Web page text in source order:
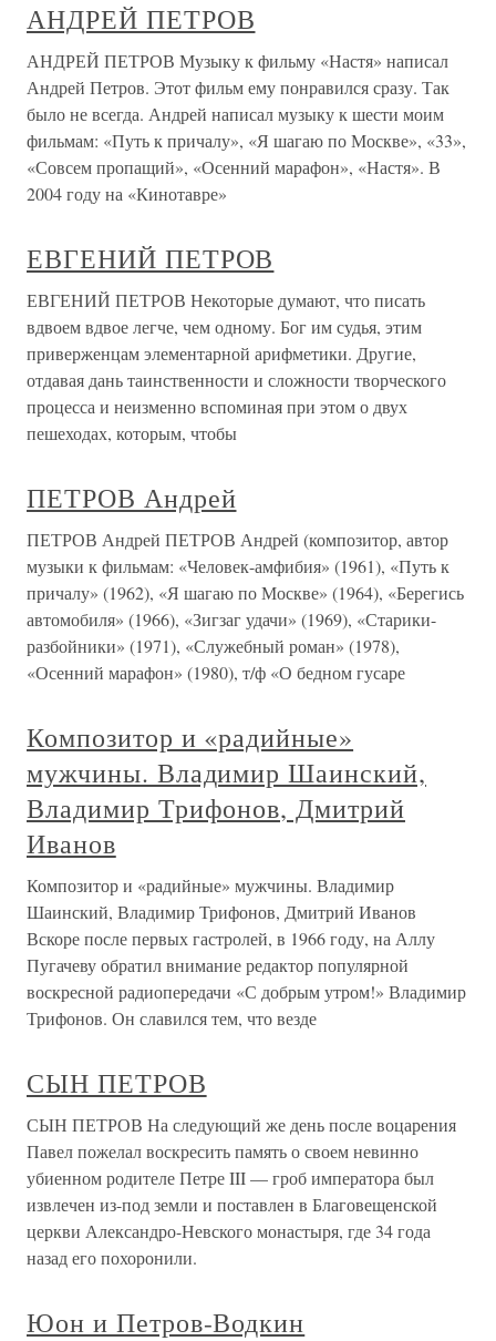
АНДРЕЙ ПЕТРОВ
АНДРЕЙ ПЕТРОВ Музыку к фильму «Настя» написал
Андрей Петров. Этот фильм ему понравился сразу. Так
было не всегда. Андрей написал музыку к шести моим
фильмам: «Путь к причалу», «Я шагаю по Москве», «33»,
«Совсем пропащий», «Осенний марафон», «Настя». В
2004 году на «Кинотавре»
ЕВГЕНИЙ ПЕТРОВ
ЕВГЕНИЙ ПЕТРОВ Некоторые думают, что писать
вдвоем вдвое легче, чем одному. Бог им судья, этим
приверженцам элементарной арифметики. Другие,
отдавая дань таинственности и сложности творческого
процесса и неизменно вспоминая при этом о двух
пешеходах, которым, чтобы
ПЕТРОВ Андрей
ПЕТРОВ Андрей ПЕТРОВ Андрей (композитор, автор
музыки к фильмам: «Человек-амфибия» (1961), «Путь к
причалу» (1962), «Я шагаю по Москве» (1964), «Берегись
автомобиля» (1966), «Зигзаг удачи» (1969), «Старики-
разбойники» (1971), «Служебный роман» (1978),
«Осенний марафон» (1980), т/ф «О бедном гусаре
Композитор и «радийные»
мужчины. Владимир Шаинский,
Владимир Трифонов, Дмитрий
Иванов
Композитор и «радийные» мужчины. Владимир
Шаинский, Владимир Трифонов, Дмитрий Иванов
Вскоре после первых гастролей, в 1966 году, на Аллу
Пугачеву обратил внимание редактор популярной
воскресной радиопередачи «С добрым утром!» Владимир
Трифонов. Он славился тем, что везде
СЫН ПЕТРОВ
СЫН ПЕТРОВ На следующий же день после воцарения
Павел пожелал воскресить память о своем невинно
убиенном родителе Петре III — гроб императора был
извлечен из-под земли и поставлен в Благовещенской
церкви Александро-Невского монастыря, где 34 года
назад его похоронили.
Юон и Петров-Водкин